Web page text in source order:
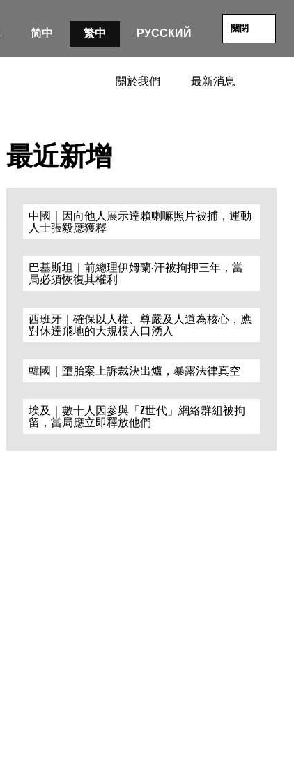
简中 繁中 РУССКИЙ 關閉
關於我們 最新消息
最近新增
中國｜因向他人展示達賴喇嘛照片被捕，運動
人士張毅應獲釋
巴基斯坦｜前總理伊姆蘭·汗被拘押三年，當
局必須恢復其權利
西班牙｜確保以人權、尊嚴及人道為核心，應
對休達飛地的大規模人口湧入
韓國｜墮胎案上訴裁決出爐，暴露法律真空
埃及｜數十人因參與「Z世代」網絡群組被拘
留，當局應立即釋放他們